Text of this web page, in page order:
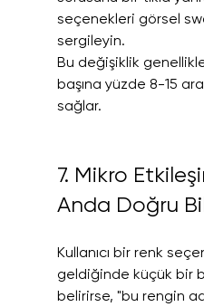
seçenekleri görsel
sergileyin.
Bu değişiklik
başına yüzde 8-15
sağlar.
7. Mikro
Anda Doğru
Kullanıcı bir renk
geldiğinde küçük bir
belirirse, "bu rengin